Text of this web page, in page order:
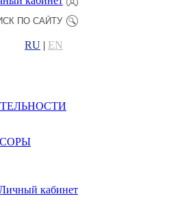
RU | EN
кабинет